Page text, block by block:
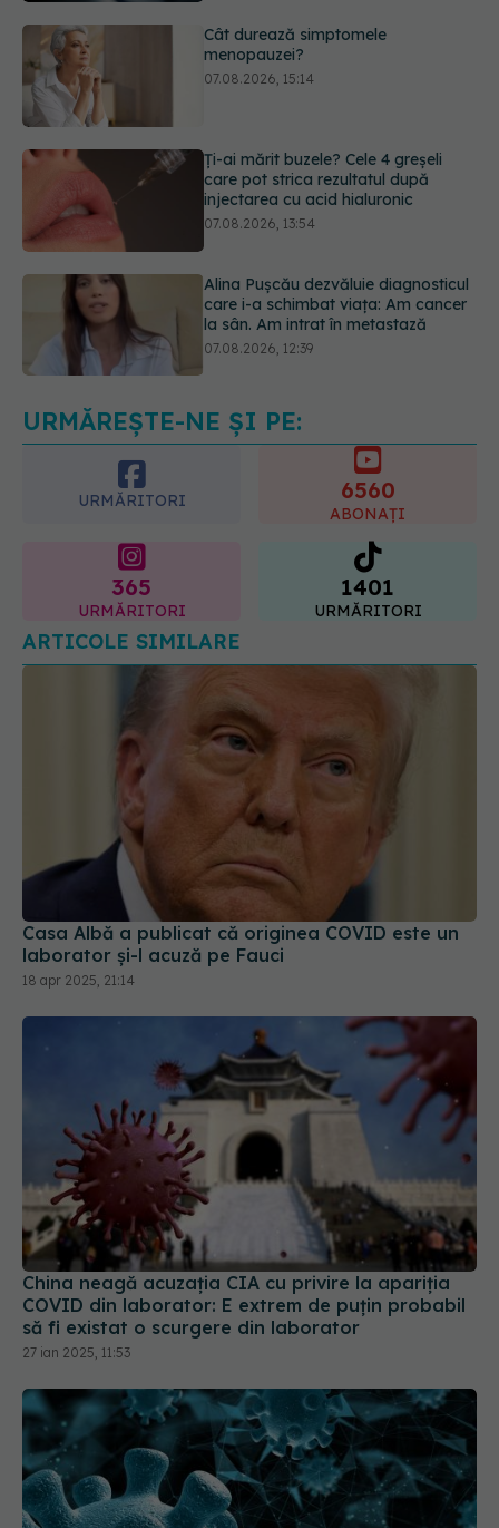
Ți-ai mărit buzele? Cele 4 greșeli
care pot strica rezultatul după
Alina Pușcău dezvăluie diagnosticul
care i-a schimbat viața: Am cancer
la sân. Am intrat în metastază
Dieta care poate crește brusc
colesterolul. Cine este mai expus
URMĂREȘTE-NE ȘI PE:
URMĂRITORI 6560
ABONAȚI
365
URMĂRITORI
1401
URMĂRITORI
ARTICOLE SIMILARE
Casa Albă a publicat că originea COVID este un
laborator și-l acuză pe Fauci
18 apr 2025, 21:14
China neagă acuzația CIA cu privire la apariția
COVID din laborator: E extrem de puţin probabil
să fi existat o scurgere din laborator
27 ian 2025, 11:53